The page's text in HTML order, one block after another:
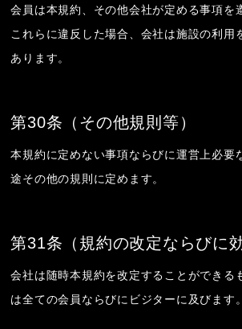
会員は本規約、その他会社が定める事項を
これらに違反した場合、会社は施設の利用
あります。
第30条（その他規則等）
本規約に定めない事項ならびに運営上必要
途その他の規則に定めます。
第31条（規約の改定ならびに効
会社は随時本規約を改定することができる
は全ての会員ならびにビジターに及びます。